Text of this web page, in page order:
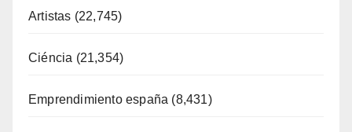
Artistas (22,745)
Ciéncia (21,354)
Emprendimiento españa (8,431)